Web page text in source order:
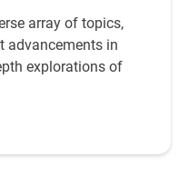
array of topics,
advancements in
explorations of